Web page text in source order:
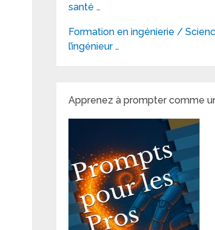
santé …
Formation en ingénierie /
l’ingénieur …
Apprenez à prompter comme